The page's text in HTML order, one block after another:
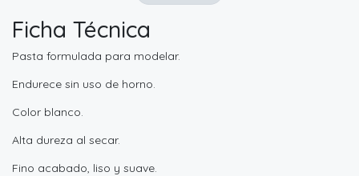
Ficha Técnica
Pasta formulada para modelar.
Endurece sin uso de horno.
Color blanco.
Alta dureza al secar.
Fino acabado, liso y suave.